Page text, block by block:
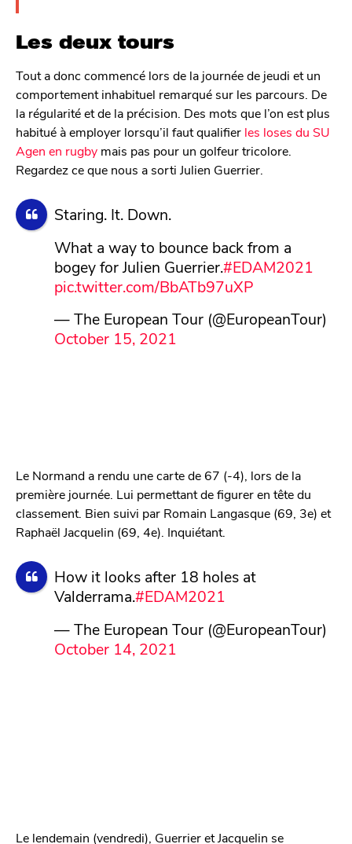
Les deux tours
Tout a donc commencé lors de la journée de jeudi et un
comportement inhabituel remarqué sur les parcours. De
la régularité et de la précision. Des mots que l’on est plus
habitué à employer lorsqu’il faut qualifier les loses du SU
Agen en rugby mais pas pour un golfeur tricolore.
Regardez ce que nous a sorti Julien Guerrier.
Staring. It. Down.
What a way to bounce back from a
bogey for Julien Guerrier.#EDAM2021
pic.twitter.com/BbATb97uXP
— The European Tour (@EuropeanTour)
October 15, 2021
Le Normand a rendu une carte de 67 (-4), lors de la
première journée. Lui permettant de figurer en tête du
classement. Bien suivi par Romain Langasque (69, 3e) et
Raphaël Jacquelin (69, 4e). Inquiétant.
How it looks after 18 holes at
Valderrama.#EDAM2021
— The European Tour (@EuropeanTour)
October 14, 2021
Le lendemain (vendredi), Guerrier et Jacquelin se